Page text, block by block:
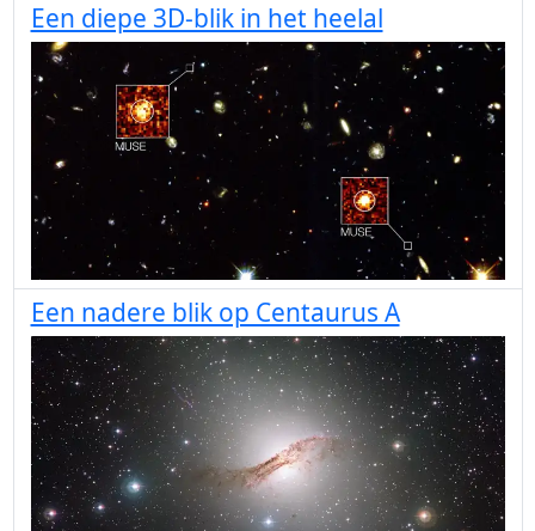
Een diepe 3D-blik in het heelal
Een nadere blik op Centaurus A